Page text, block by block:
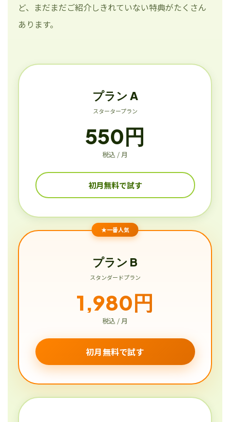
ど、まだまだご紹介しきれていない特典がたくさん
あります。
プラン A
スタータープラン
550円
税込 / 月
初月無料で試す
★一番人気
プラン B
スタンダードプラン
1,980円
税込 / 月
初月無料で試す